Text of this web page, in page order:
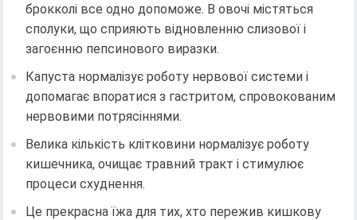
брокколі все одно допоможе. В овочі містяться
сполуки, що сприяють відновленню слизової і
загоєнню пепсинового виразки.
Капуста нормалізує роботу нервової системи і
допомагає впоратися з гастритом, спровокованим
нервовими потрясіннями.
Велика кількість клітковини нормалізує роботу
кишечника, очищає травний тракт і стимулює
процеси схуднення.
Це прекрасна їжа для тих, хто пережив кишкову